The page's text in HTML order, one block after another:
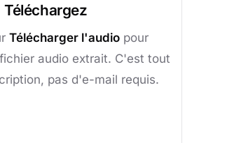
Téléchargez
Télécharger l'audiopour
audio extrait. C'est tout
pas d'e-mail requis.